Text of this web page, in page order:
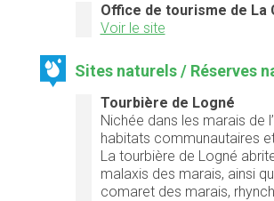
Office de tourisme de La
Voir le site
Sites naturels / Réserves
Tourbière de Logné
Nichée dans les marais de
habitats communautaires
La tourbière de Logné
malaxis des marais, ainsi
comaret des marais,